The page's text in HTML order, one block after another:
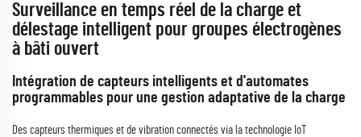
Surveillance en temps réel de la charge et
délestage intelligent pour groupes électrogènes
à bâti ouvert
Intégration de capteurs intelligents et d'automates
programmables pour une gestion adaptative de la charge
Des capteurs thermiques et de vibration connectés via la technologie IoT